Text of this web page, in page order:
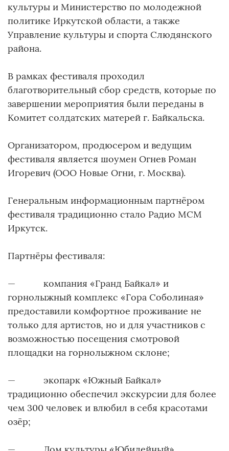
культуры и Министерство по молодежной
политике Иркутской области, а также
Управление культуры и спорта Слюдянского
района.
В рамках фестиваля проходил
благотворительный сбор средств, которые по
завершении мероприятия были переданы в
Комитет солдатских матерей г. Байкальска.
Организатором, продюсером и ведущим
фестиваля является шоумен Огнев Роман
Игоревич (ООО Новые Огни, г. Москва).
Генеральным информационным партнёром
фестиваля традиционно стало Радио MCM
Иркутск.
Партнёры фестиваля:
— компания «Гранд Байкал» и
горнолыжный комплекс «Гора Соболиная»
предоставили комфортное проживание не
только для артистов, но и для участников с
возможностью посещения смотровой
площадки на горнолыжном склоне;
— экопарк «Южный Байкал»
традиционно обеспечил экскурсии для более
чем 300 человек и влюбил в себя красотами
озёр;